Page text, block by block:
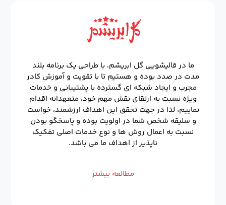
ما در قالیشویی گل ابریشم، با طراحی یک برنامه بلند
مدت در صدد بوده و هستیم تا با تقویت و آموزش کادر
مجرب و ایجاد شبکه ای گسترده با پشتیبانی و خدمات
ویژه نسبت به ارتقای نقش مهم خود، متعهدانه اقدام
نماییم، لذا در جهت تحقق این اهداف ارزشمند، خواست
و سلیقه شخص شما در اولویت بوده و پاسخگو بودن
نسبت به اعمال روش ها و نوع خدمات اصلی تفکیک
ناپذیر از اهداف ما می باشد.
مطالعه بیشتر